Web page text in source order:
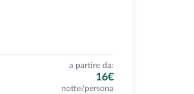
a partire da:
16€
notte/persona